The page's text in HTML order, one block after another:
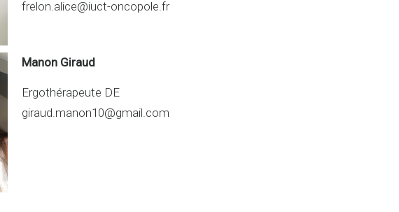
frelon.alice@iuct-oncopole.fr
Manon Giraud
Ergothérapeute DE
giraud.manon10@gmail.com